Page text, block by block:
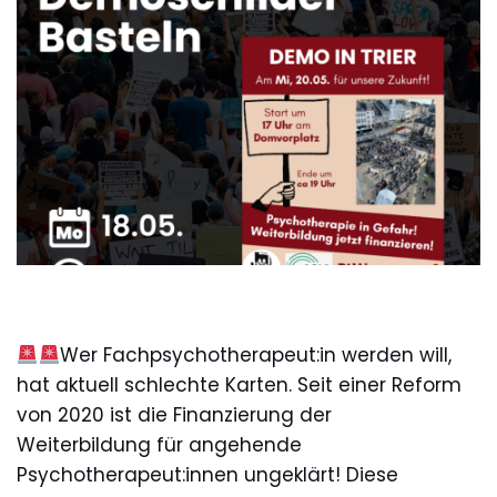
Wer Fachpsychotherapeut:in werden will,
hat aktuell schlechte Karten. Seit einer Reform
von 2020 ist die Finanzierung der
Weiterbildung für angehende
Psychotherapeut:innen ungeklärt! Diese